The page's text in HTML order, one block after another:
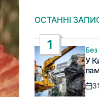
ОСТАННІ
1
у
Без
У